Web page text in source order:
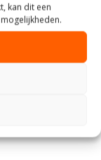
kan dit een